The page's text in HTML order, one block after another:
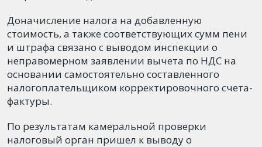
Доначисление налога на добавленную
стоимость, а также соответствующих сумм пени
и штрафа связано с выводом инспекции о
неправомерном заявлении вычета по НДС на
основании самостоятельно составленного
налогоплательщиком корректировочного счета-
фактуры.
По результатам камеральной проверки
налоговый орган пришел к выводу о